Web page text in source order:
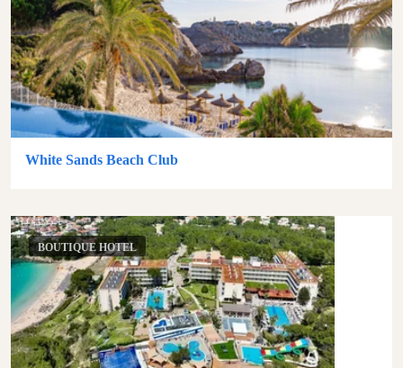
White Sands Beach Club
BOUTIQUE HOTEL